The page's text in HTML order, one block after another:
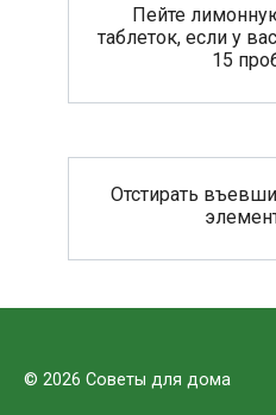
Пейте
таблеток, если у
15
Отстирать
© 2026 Советы для дома